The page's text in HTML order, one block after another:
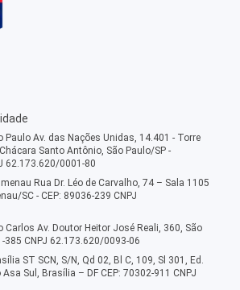
Paulo Av. das Nações Unidas, 14.401 - Torre
Santo Antônio, São Paulo/SP -
62.173.620/0001-80
Rua Dr. Léo de Carvalho, 74 – Sala 1105
SC - CEP: 89036-239 CNPJ
Carlos Av. Doutor Heitor José Reali, 360, São
385 CNPJ 62.173.620/0093-06
ST SCN, S/N, Qd 02, Bl C, 109, Sl 301, Ed.
Sul, Brasília – DF CEP: 70302-911 CNPJ